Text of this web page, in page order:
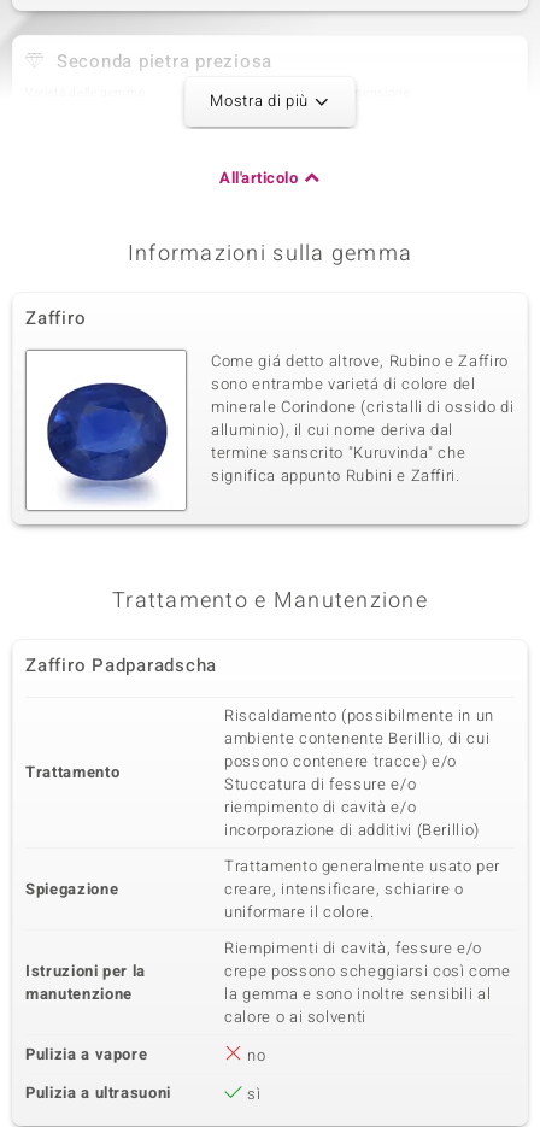
Seconda pietra preziosa
Quantità e dimensione
1 à 2,2 mm
Taglio Brillante Rotondo
Varietà delle gemme
Zircone 6 à 1,6 mm
Somma del peso in carati
0,162 ct
Taglio
Taglio Brillante Rotondo
Montatura
Incastonatura a griffe
Origine
Cambogia
Quarta pietra preziosa
2 à 1,5 mm
Montatura
Quinta pietra preziosa
Quantità e dimensione
2 à 1,4 mm
0,04 ct Taglio Brillante Rotondo
Origine
Sesta pietra preziosa
Zircone
Somma del peso in carati
Mostra di più
All'articolo
Informazioni sulla gemma
Zaffiro
Come giá detto altrove, Rubino e Zaffiro
sono entrambe varietá di colore del
minerale Corindone (cristalli di ossido di
alluminio), il cui nome deriva dal
termine sanscrito "Kuruvinda" che
significa appunto Rubini e Zaffiri.
Trattamento e Manutenzione
Zaffiro Padparadscha
Trattamento
Riscaldamento (possibilmente in un
ambiente contenente Berillio, di cui
possono contenere tracce) e/o
Stuccatura di fessure e/o
riempimento di cavità e/o
incorporazione di additivi (Berillio)
Spiegazione
Trattamento generalmente usato per
creare, intensificare, schiarire o
uniformare il colore.
Istruzioni per la
manutenzione
Riempimenti di cavità, fessure e/o
crepe possono scheggiarsi così come
la gemma e sono inoltre sensibili al
calore o ai solventi
Pulizia a vapore
no
Pulizia a ultrasuoni
sì